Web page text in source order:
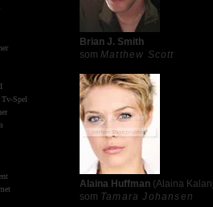
Brian J. Smith
som Matthew Scott
Alaina Huffman (Alaina
som Tamara Johansen
Spel